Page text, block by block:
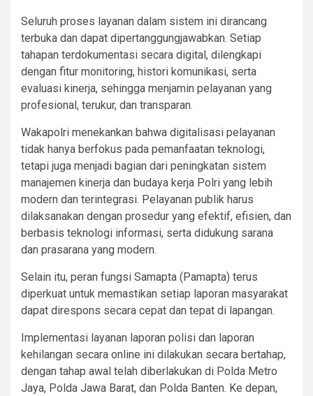
Seluruh proses layanan dalam sistem ini dirancang
terbuka dan dapat dipertanggungjawabkan. Setiap
tahapan terdokumentasi secara digital, dilengkapi
dengan fitur monitoring, histori komunikasi, serta
evaluasi kinerja, sehingga menjamin pelayanan yang
profesional, terukur, dan transparan.
Wakapolri menekankan bahwa digitalisasi pelayanan
tidak hanya berfokus pada pemanfaatan teknologi,
tetapi juga menjadi bagian dari peningkatan sistem
manajemen kinerja dan budaya kerja Polri yang lebih
modern dan terintegrasi. Pelayanan publik harus
dilaksanakan dengan prosedur yang efektif, efisien, dan
berbasis teknologi informasi, serta didukung sarana
dan prasarana yang modern.
Selain itu, peran fungsi Samapta (Pamapta) terus
diperkuat untuk memastikan setiap laporan masyarakat
dapat direspons secara cepat dan tepat di lapangan.
Implementasi layanan laporan polisi dan laporan
kehilangan secara online ini dilakukan secara bertahap,
dengan tahap awal telah diberlakukan di Polda Metro
Jaya, Polda Jawa Barat, dan Polda Banten. Ke depan,